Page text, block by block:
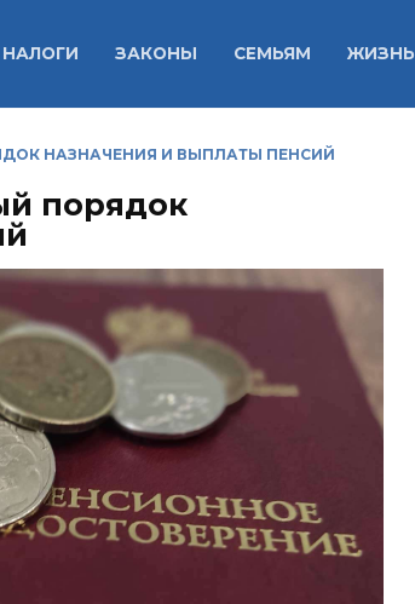
НАЛОГИ ЗАКОНЫ СЕМЬЯМ ЖИЗНЬ
НАЗНАЧЕНИЯ И ВЫПЛАТЫ ПЕНСИЙ
порядок